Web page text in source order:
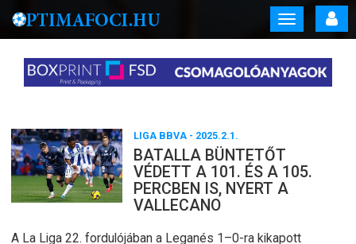
Toggle
navigation
LIGA BBVA- 2025.2.1.
BATALLA BÜNTETŐT
VÉDETT A 101. ÉS A 105.
PERCBEN IS, NYERT A
VALLECANO
A La Liga 22. fordulójában a Leganés 1–0-ra kikapott